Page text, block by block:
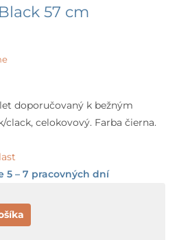
57 cm
doporučovaný k bežným
clack, celokovový. Farba čierna.
5 – 7 pracovných dní